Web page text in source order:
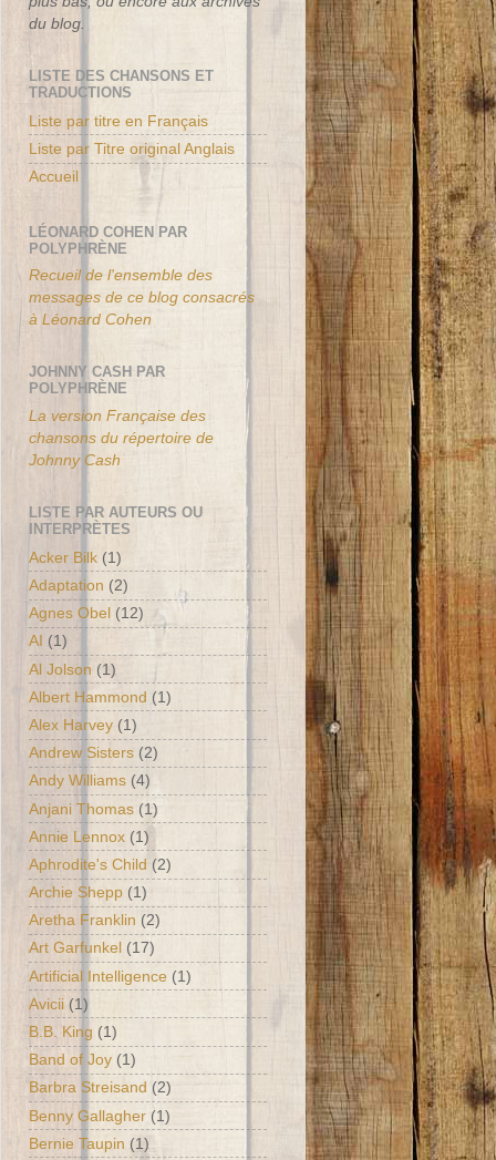
du blog.
LISTE DES CHANSONS ET
TRADUCTIONS
Liste par titre en Français
Liste par Titre original Anglais
Accueil
LÉONARD COHEN PAR
POLYPHRÈNE
Recueil de l'ensemble des
messages de ce blog consacrés
à Léonard Cohen
JOHNNY CASH PAR
POLYPHRÈNE
La version Française des
chansons du répertoire de
Johnny Cash
LISTE PAR AUTEURS OU
INTERPRÈTES
Acker Bilk (1)
Adaptation (2)
Agnes Obel (12)
AI (1)
Al Jolson (1)
Albert Hammond (1)
Alex Harvey (1)
Andrew Sisters (2)
Andy Williams (4)
Anjani Thomas (1)
Annie Lennox (1)
Aphrodite's Child (2)
Archie Shepp (1)
Aretha Franklin (2)
Art Garfunkel (17)
Artificial Intelligence (1)
Avicii (1)
B.B. King (1)
Band of Joy (1)
Barbra Streisand (2)
Benny Gallagher (1)
Bernie Taupin (1)